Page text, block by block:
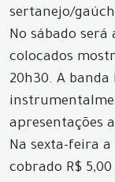
sertanejo/
No sábado
colocados
20h30. A
apresentações
Na sexta-feira
cobrado R$